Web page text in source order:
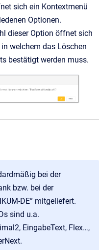
sich ein Kontextmenü
Optionen.
dieser Option öffnet sich
welchem das Löschen
bestätigt werden muss.
bei der
bzw. bei der
DE” mitgeliefert.
sind u.a.
EingabeText, Flex…,